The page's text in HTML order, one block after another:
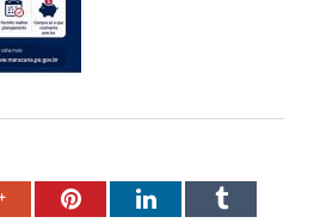
Google+PinterestLinkedInTumblr